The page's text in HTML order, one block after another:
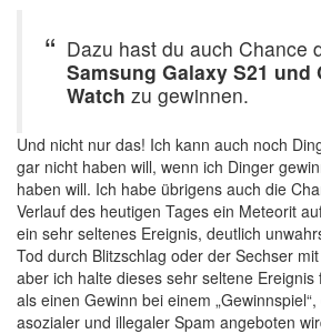
Dazu hast du auch Chance
Samsung Galaxy S21 und
Watch zu gewinnen.
Und nicht nur das! Ich kann auch noch
gar nicht haben will, wenn ich Dinger
haben will. Ich habe übrigens auch die
Verlauf des heutigen Tages ein Meteorit
ein sehr seltenes Ereignis, deutlich
Tod durch Blitzschlag oder der Sechser
aber ich halte dieses sehr seltene
als einen Gewinn bei einem
asozialer und illegaler Spam angeboten